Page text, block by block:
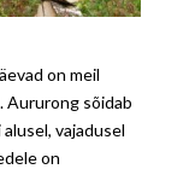
on meil
Aururong sõidab
vajadusel
on